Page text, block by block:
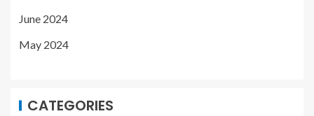
June 2024
May 2024
CATEGORIES